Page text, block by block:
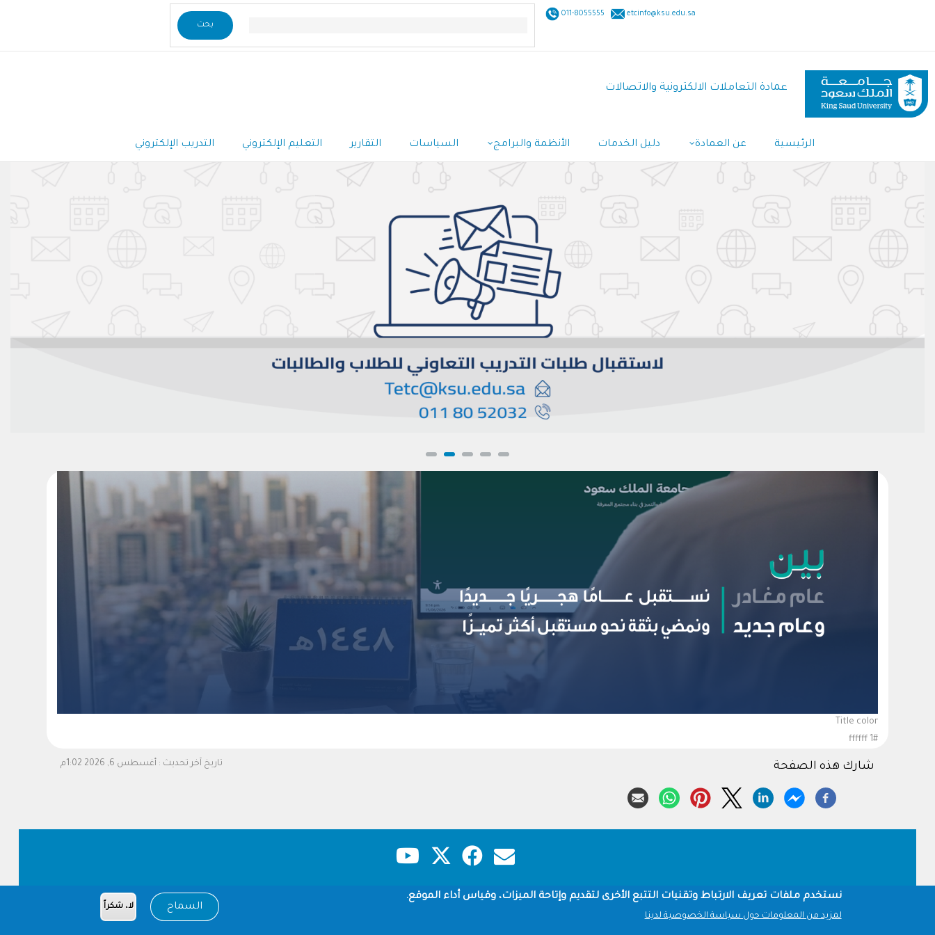
011-8055555 etcinfo@ksu.edu.sa
عمادة التعاملات الالكترونية والاتصالات
الرئيسية عن العمادة دليل الخدمات الأنظمة والبرامج السياسات التقارير التعليم الإلكتروني التدريب الإلكتروني
Title color
#ffffff 1
تاريخ آخر تحديث : أغسطس 6, 2026 1:02م شارك هذه الصفحة
Footer حقوق النشر سياسة الخصوصية
شروط الاستخدامنستخدم ملفات تعريف الارتباط وتقنيات التتبع الأخرى لتقديم وإتاحة الميزات، وقياس أداء الموقع.
لمزيد من المعلومات حول سياسة الخصوصية لدينا
السماح لا، شكراً